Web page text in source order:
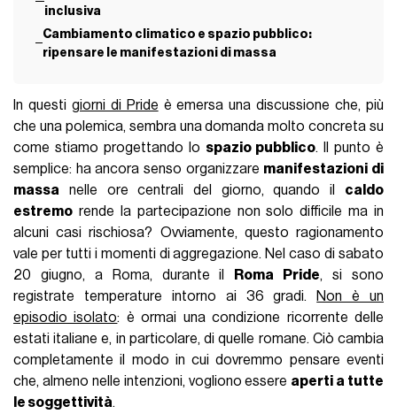
inclusiva
Cambiamento climatico e spazio pubblico:
ripensare le manifestazioni di massa
In questi giorni di Pride è emersa una discussione che, più
che una polemica, sembra una domanda molto concreta su
come stiamo progettando lo spazio pubblico. Il punto è
semplice: ha ancora senso organizzare manifestazioni di
massa nelle ore centrali del giorno, quando il caldo
estremo rende la partecipazione non solo difficile ma in
alcuni casi rischiosa? Ovviamente, questo ragionamento
vale per tutti i momenti di aggregazione. Nel caso di sabato
20 giugno, a Roma, durante il
Roma Pride, si sono
registrate temperature intorno ai 36 gradi.
Non è un
episodio isolato: è ormai una condizione ricorrente delle
estati italiane e, in particolare, di quelle romane. Ciò cambia
completamente il modo in cui dovremmo pensare eventi
che, almeno nelle intenzioni, vogliono essere aperti a tutte
le soggettività.